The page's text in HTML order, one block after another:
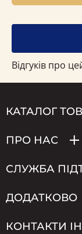
Відгуків про
КАТАЛОГ
ПРО НАС
СЛУЖБА
ДОДАТКОВО
КОНТАКТИ